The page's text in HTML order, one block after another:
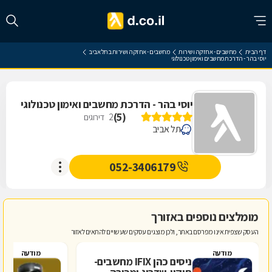
דף הבית מחשבים - אחזקה ושירות מחשבים - אחזקה ושירות בתל אביב
יוסי בהר - הדרכת מחשבים ואימון טכנולוגי
יוסי בהר - הדרכת מחשבים ואימון טכנולוגי
(
5
)
2 דירוגים
תל אביב
052-3406179
מומלצים נוספים באזורך
העסק שצפית אינו מפרסם באתר, ולכן מוצגים עסקים שעשויים להתאים לאזור
מודעה
ניסים כהן IFIX מחשבים-
מודעה